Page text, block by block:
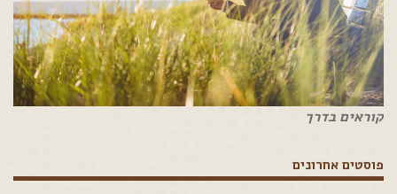
קוראים בדרך
פוסטים אחרונים